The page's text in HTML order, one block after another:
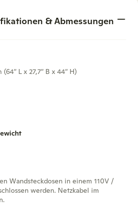
& Abmessungen
L x 27,7″ B x 44″ H)
Wandsteckdosen in einem 110V /
werden. Netzkabel im